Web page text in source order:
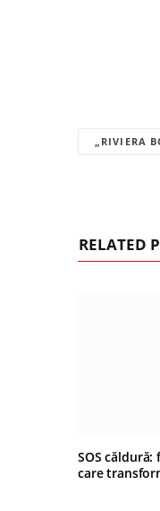
„RIVIERA
RELATED
SOS
care